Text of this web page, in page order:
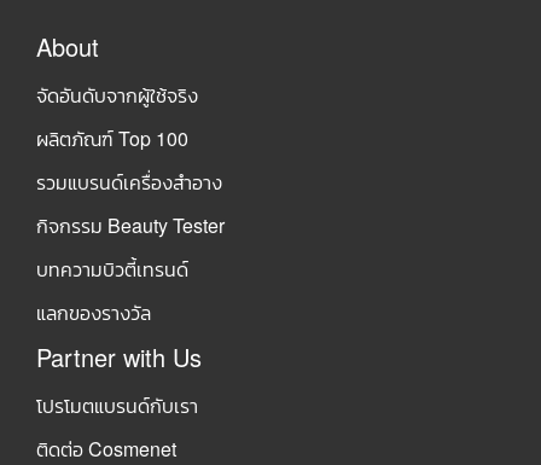
About
จัดอันดับจากผู้ใช้จริง
ผลิตภัณฑ์ Top 100
รวมแบรนด์เครื่องสำอาง
กิจกรรม Beauty Tester
บทความบิวตี้เทรนด์
แลกของรางวัล
Partner with Us
โปรโมตแบรนด์กับเรา
ติดต่อ Cosmenet